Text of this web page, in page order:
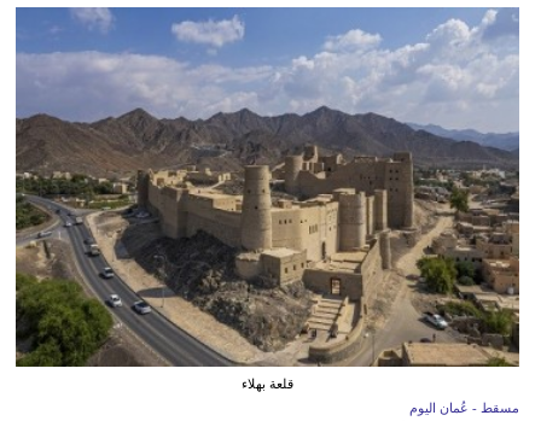
قلعة بهلاء
مسقط - عُمان اليوم